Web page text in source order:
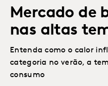
Mercado de
nas altas
Entenda como o calor
categoria no verão, a
consumo